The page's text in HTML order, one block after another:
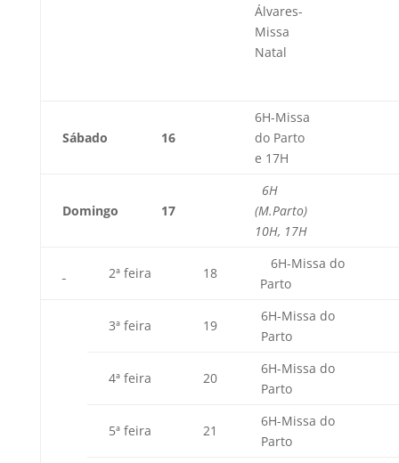
Álvares-
Missa
Natal
Sábado 16
6H-Missa
do Parto
e 17H
Domingo 17
6H
(M.Parto)
10H, 17H
2ª feira 18
6H-Missa do
Parto
3ª feira 19
6H-Missa do
Parto
4ª feira 20
6H-Missa do
Parto
5ª feira 21
6H-Missa do
Parto